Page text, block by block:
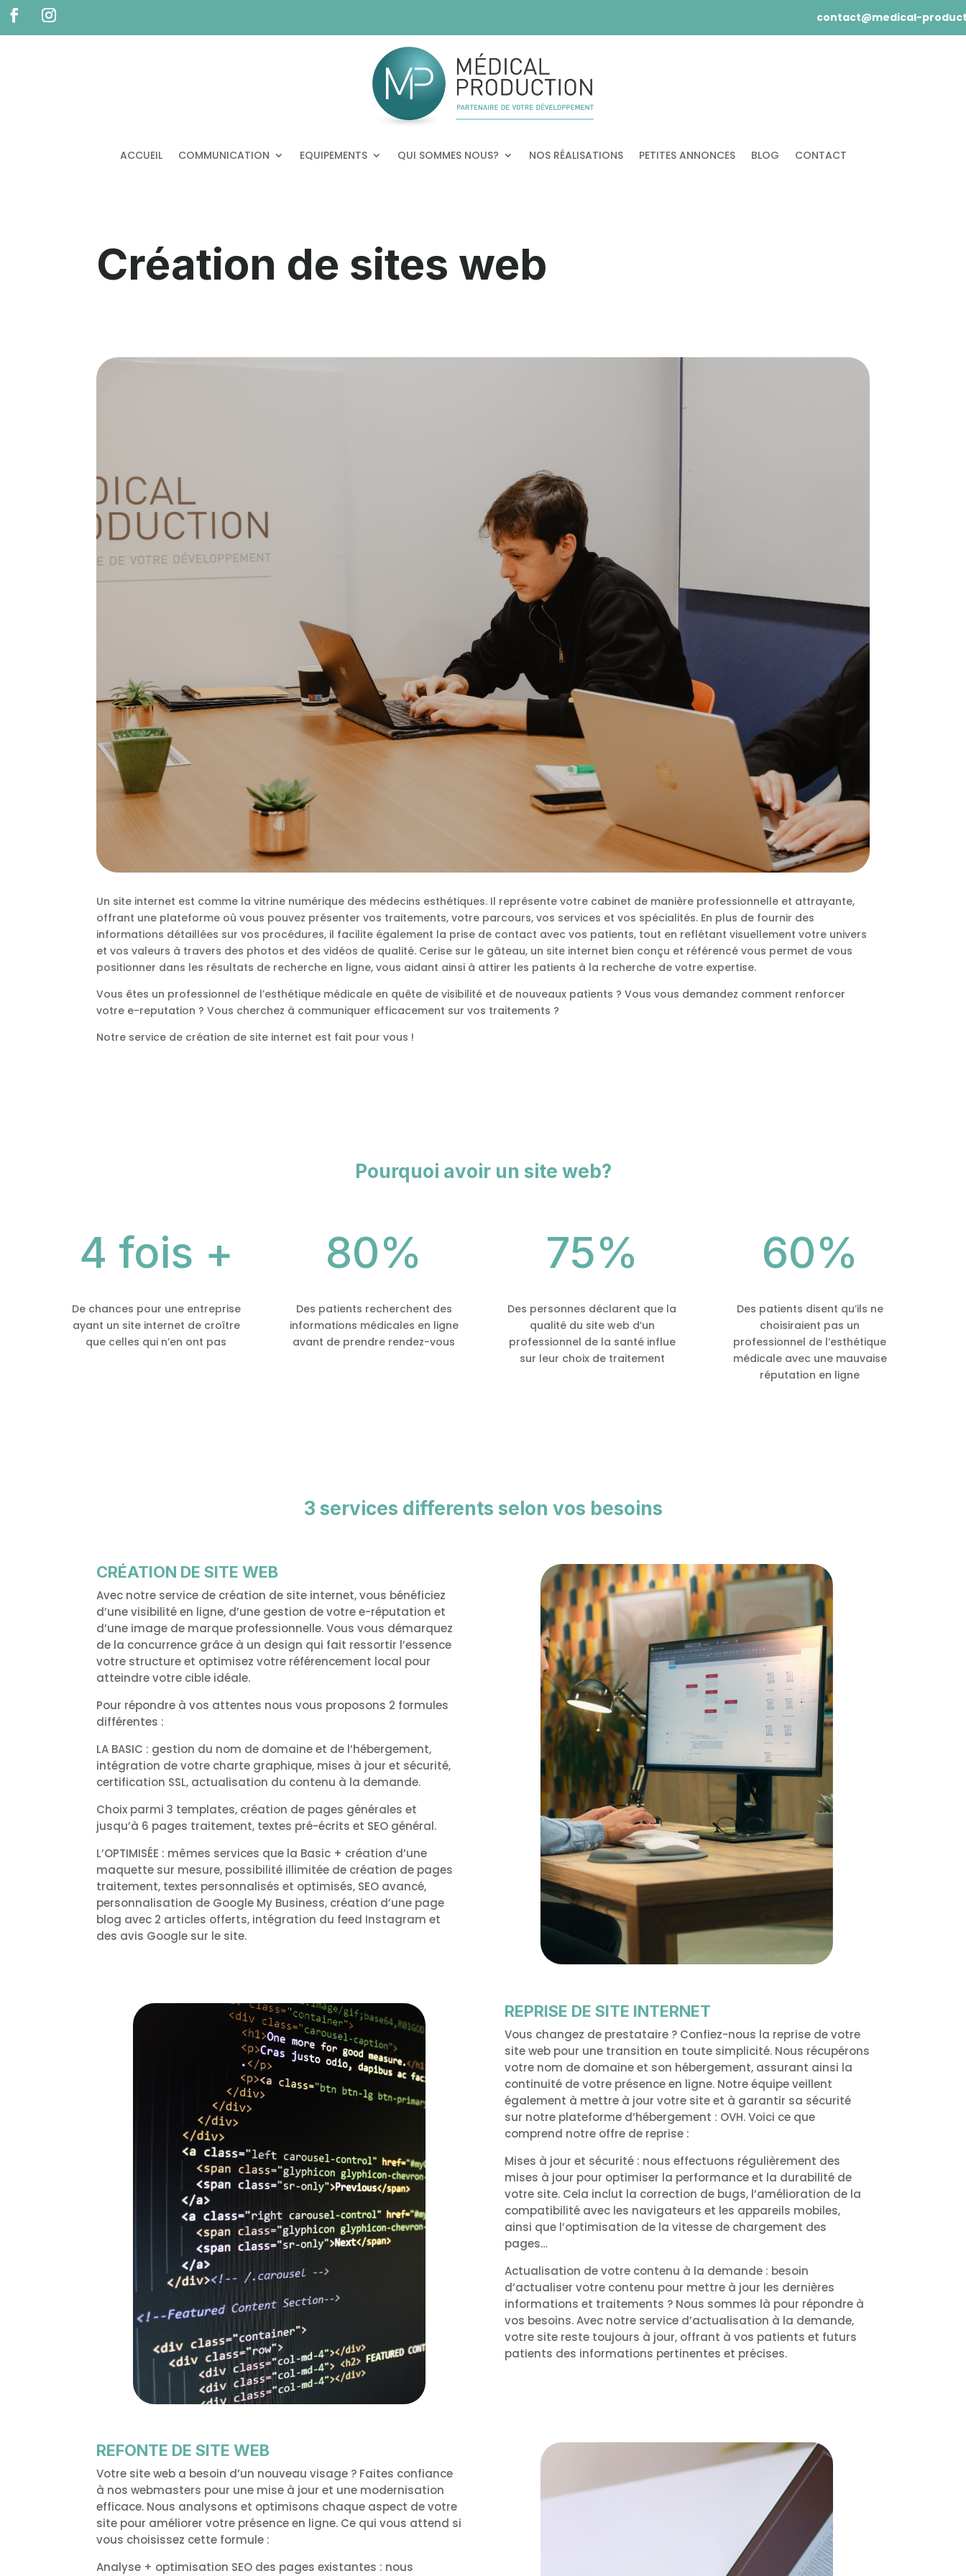
contact@medical-
ACCUEIL COMMUNICATION EQUIPEMENTS QUI SOMMES NOUS? NOS RÉALISATIONS PETITES ANNONCES BLOG CONTACT
Création de sites web
Un site internet est comme la vitrine numérique des médecins esthétiques. Il représente votre cabinet de manière professionnelle et attrayante,
offrant une plateforme où vous pouvez présenter vos traitements, votre parcours, vos services et vos spécialités. En plus de fournir des
informations détaillées sur vos procédures, il facilite également la prise de contact avec vos patients, tout en reflétant visuellement votre univers
et vos valeurs à travers des photos et des vidéos de qualité. Cerise sur le gâteau, un site internet bien conçu et référencé vous permet de vous
positionner dans les résultats de recherche en ligne, vous aidant ainsi à attirer les patients à la recherche de votre expertise.
Vous êtes un professionnel de l’esthétique médicale en quête de visibilité et de nouveaux patients ? Vous vous demandez comment renforcer
votre e-reputation ? Vous cherchez à communiquer efficacement sur vos traitements ?
Notre service de création de site internet est fait pour vous !
Pourquoi avoir un site web?
4 fois +
De chances pour une entreprise
ayant un site internet de croître
que celles qui n’en ont pas
80%
Des patients recherchent des
informations médicales en ligne
avant de prendre rendez-vous
75%
Des personnes déclarent que la
qualité du site web d’un
professionnel de la santé influe
sur leur choix de traitement
60%
Des patients disent qu’ils ne
choisiraient pas un
professionnel de l’esthétique
médicale avec une mauvaise
réputation en ligne
3 services differents selon vos besoins
CRÉATION DE SITE WEB
Avec notre service de création de site internet, vous bénéficiez
d’une visibilité en ligne, d’une gestion de votre e-réputation et
d’une image de marque professionnelle. Vous vous démarquez
de la concurrence grâce à un design qui fait ressortir l’essence
votre structure et optimisez votre référencement local pour
atteindre votre cible idéale.
Pour répondre à vos attentes nous vous proposons 2 formules
différentes :
LA BASIC : gestion du nom de domaine et de l’hébergement,
intégration de votre charte graphique, mises à jour et sécurité,
certification SSL, actualisation du contenu à la demande.
Choix parmi 3 templates, création de pages générales et
jusqu’à 6 pages traitement, textes pré-écrits et SEO général.
L’OPTIMISÉE : mêmes services que la Basic + création d’une
maquette sur mesure, possibilité illimitée de création de pages
traitement, textes personnalisés et optimisés, SEO avancé,
personnalisation de Google My Business, création d’une page
blog avec 2 articles offerts, intégration du feed Instagram et
des avis Google sur le site.
REPRISE DE SITE INTERNET
Vous changez de prestataire ? Confiez-nous la reprise de votre
site web pour une transition en toute simplicité. Nous récupérons
votre nom de domaine et son hébergement, assurant ainsi la
continuité de votre présence en ligne. Notre équipe veillent
également à mettre à jour votre site et à garantir sa sécurité
sur notre plateforme d’hébergement : OVH. Voici ce que
comprend notre offre de reprise :
Mises à jour et sécurité : nous effectuons régulièrement des
mises à jour pour optimiser la performance et la durabilité de
votre site. Cela inclut la correction de bugs, l’amélioration de la
compatibilité avec les navigateurs et les appareils mobiles,
ainsi que l’optimisation de la vitesse de chargement des
pages…
Actualisation de votre contenu à la demande : besoin
d’actualiser votre contenu pour mettre à jour les dernières
informations et traitements ? Nous sommes là pour répondre à
vos besoins. Avec notre service d’actualisation à la demande,
votre site reste toujours à jour, offrant à vos patients et futurs
patients des informations pertinentes et précises.
REFONTE DE SITE WEB
Votre site web a besoin d’un nouveau visage ? Faites confiance
à nos webmasters pour une mise à jour et une modernisation
efficace. Nous analysons et optimisons chaque aspect de votre
site pour améliorer votre présence en ligne. Ce qui vous attend si
vous choisissez cette formule :
Analyse + optimisation SEO des pages existantes : nous